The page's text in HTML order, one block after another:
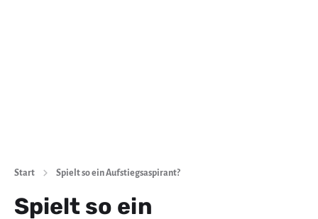
Start Spielt so ein Aufstiegsaspirant?
Spielt so ein